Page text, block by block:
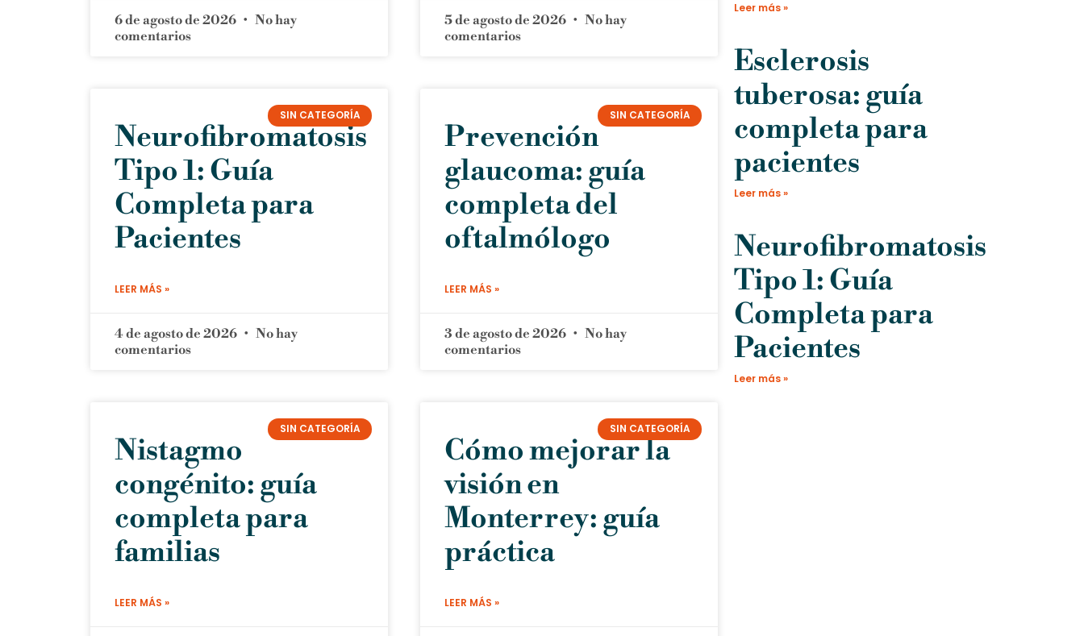
6 de agosto de 2026
No hay
comentarios
5 de agosto de 2026
No hay
comentarios
SIN CATEGORÍA
Neurofibromatosis
Tipo 1: Guía
Completa para
Pacientes
LEER MÁS »
4 de agosto de 2026
No hay
comentarios
SIN CATEGORÍA
Prevención
glaucoma: guía
completa del
oftalmólogo
LEER MÁS »
3 de agosto de 2026
No hay
comentarios
SIN CATEGORÍA
Nistagmo
congénito: guía
completa para
familias
LEER MÁS »
SIN CATEGORÍA
Cómo mejorar la
visión en
Monterrey: guía
práctica
LEER MÁS »
Leer más »
Esclerosis
tuberosa: guía
completa para
pacientes
Leer más »
Neurofibromatosis
Tipo 1: Guía
Completa para
Pacientes
Leer más »